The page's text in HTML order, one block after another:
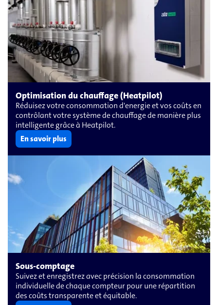
Optimisation du chauffage (Heatpilot)
Réduisez votre consommation d'energie et vos coûts en
contrôlant votre système de chauffage de manière plus
intelligente grâce à Heatpilot.
En savoir plus
Sous-comptage
Suivez et enregistrez avec précision la consommation
individuelle de chaque compteur pour une répartition
des coûts transparente et équitable.